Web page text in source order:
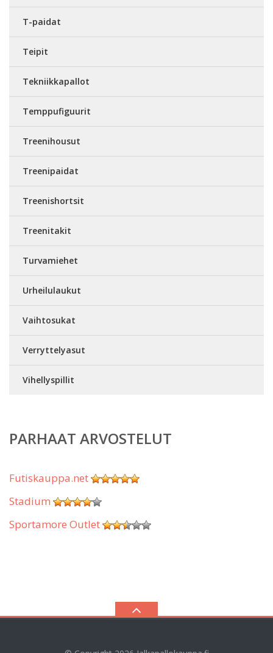
T-paidat
Teipit
Tekniikkapallot
Temppufiguurit
Treenihousut
Treenipaidat
Treenishortsit
Treenitakit
Turvamiehet
Urheilulaukut
Vaihtosukat
Verryttelyasut
Vihellyspillit
PARHAAT ARVOSTELUT
Futiskauppa.net
Stadium
Sportamore Outlet